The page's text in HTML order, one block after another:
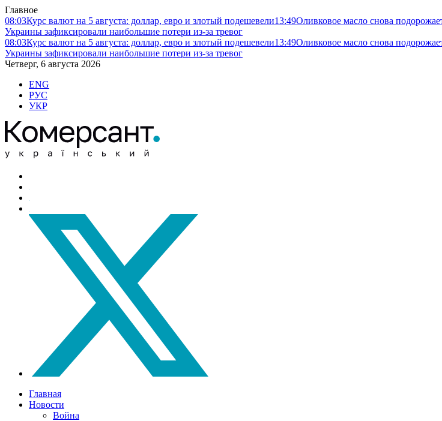
Главное
08:03Курс валют на 5 августа: доллар, евро и злотый подешевели13:49Оливковое масло снова
Украины зафиксировали наибольшие потери из-за тревог
08:03Курс валют на 5 августа: доллар, евро и злотый подешевели13:49Оливковое масло снова
Украины зафиксировали наибольшие потери из-за тревог
Четверг, 6 августа 2026
ENG
РУС
УКР
Главная
Новости
Война